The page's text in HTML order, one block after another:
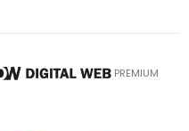
PREMIUM